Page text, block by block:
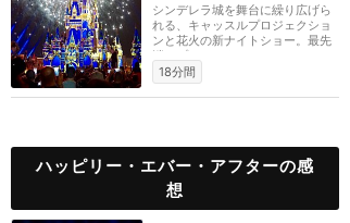
シンデレラ城を舞台に繰り広げら
れる、キャッスルプロジェクショ
ンと花火の新ナイトショー。最先
端のプロジェクシ...
18分間
ハッピリー・エバー・アフターの感
想